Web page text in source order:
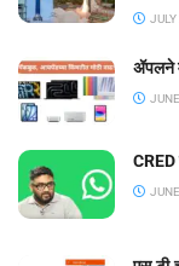
ॲपलने